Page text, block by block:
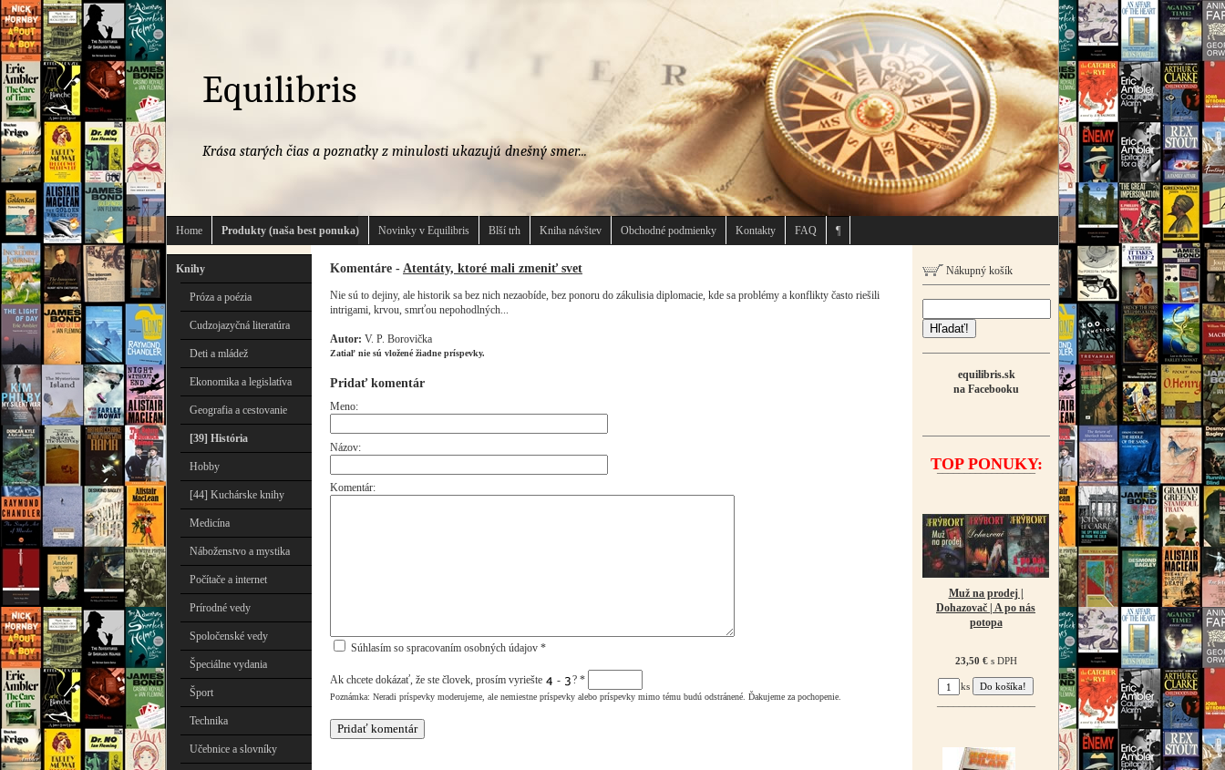
Equilibris
Krása starých čias a poznatky z minulosti ukazujú dnešný smer...
Home Produkty (naša best ponuka) Novinky v Equilibris Blší trh Kniha návštev Obchodné podmienky Kontakty FAQ ¶
Knihy
Próza a poézia
Cudzojazyčná literatúra
Deti a mládež
Ekonomika a legislatíva
Geografia a cestovanie
[39] História
Hobby
[44] Kuchárske knihy
Medicína
Náboženstvo a mystika
Počítače a internet
Prírodné vedy
Spoločenské vedy
Špeciálne vydania
Šport
Technika
Učebnice a slovníky
Komentáre - Atentáty, ktoré mali zmeniť svet
Nie sú to dejiny, ale historik sa bez nich nezaobíde, bez ponoru do zákulisia diplomacie, kde sa problémy a konflikty často riešili
intrigami, krvou, smrťou nepohodlných...
Autor: V. P. Borovička
Zatiaľ nie sú vložené žiadne príspevky.
Pridať komentár
Meno:
Názov:
Komentár:
Súhlasím so spracovaním osobných údajov *
Ak chcete dokázať, že ste človek, prosím vyriešte - ? *
Poznámka: Neradi príspevky moderujeme, ale nemiestne príspevky alebo príspevky mimo tému budú odstránené. Ďakujeme za pochopenie.
Nákupný košík
Hľadať!
equilibris.sk
na Facebooku
TOP PONUKY:
Muž na prodej |
Dohazovač | A po nás
potopa
23,50 €s DPH
ks